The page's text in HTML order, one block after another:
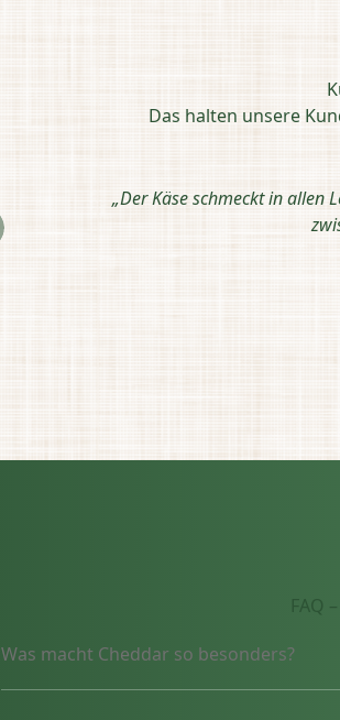
Das halten unsere
„Der Käse schmeckt in allen
FAQ
Was macht Cheddar so besonders?